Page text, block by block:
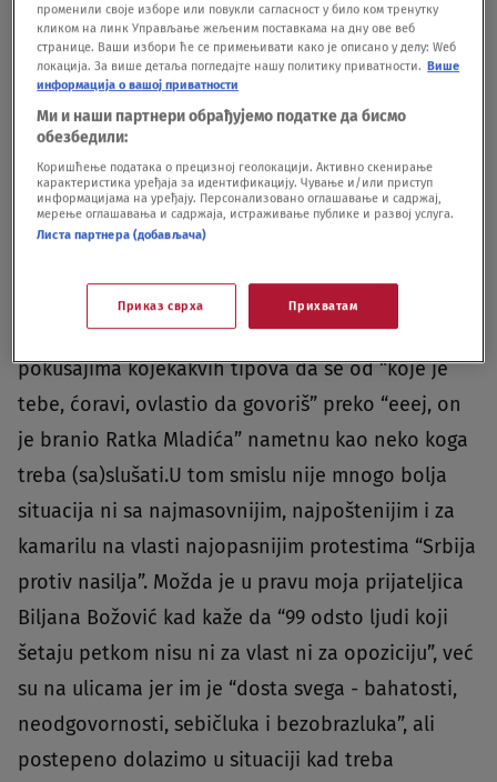
nezadovoljstva” demonstrirao navodno protiv
nasilja na Kosovu i već zaboravljenoj Metohiji.Na
tom “protestu”, osim nadrealne scene da
policajcima u punoj opremi “idite na Kosovo”
skandira poveća grupa rodoljubivih bilmeza, koja
bi se razbežala da im je neko rekao kako ih kod,
recimo, već nemačke ambasade čekaju autobusi
karakteristično za sve vrste aktuelnih “događanja
naroda”. Reč je o odsustvu lidera, odnosno o
pokušajima kojekakvih tipova da se od “koje je
tebe, ćoravi, ovlastio da govoriš” preko “eeej, on
je branio Ratka Mladića” nametnu kao neko koga
treba (sa)slušati.U tom smislu nije mnogo bolja
situacija ni sa najmasovnijim, najpoštenijim i za
kamarilu na vlasti najopasnijim protestima “Srbija
protiv nasilja”. Možda je u pravu moja prijateljica
Biljana Božović kad kaže da “99 odsto ljudi koji
šetaju petkom nisu ni za vlast ni za opoziciju”, već
su na ulicama jer im je “dosta svega - bahatosti,
neodgovornosti, sebičluka i bezobrazluka”, ali
postepeno dolazimo u situaciji kad treba
променили своје изборе или повукли сагласност у било ком тренутку
кликом на линк Управљање жељеним поставкама на дну ове веб
странице. Ваши избори ће се примењивати како је описано у делу: Wеб
локација. За више детаља погледајте нашу политику приватности. Више
информација о вашој приватности
Ми и наши партнери обрађујемо податке да бисмо
обезбедили:
Коришћење података о прецизној геолокацији. Активно скенирање
карактеристика уређаја за идентификацију. Чување и/или приступ
информацијама на уређају. Персонализовано оглашавање и садржај,
мерење оглашавања и садржаја, истраживање публике и развој услуга.
Листа партнера (добављача)
Приказ сврха Прихватам